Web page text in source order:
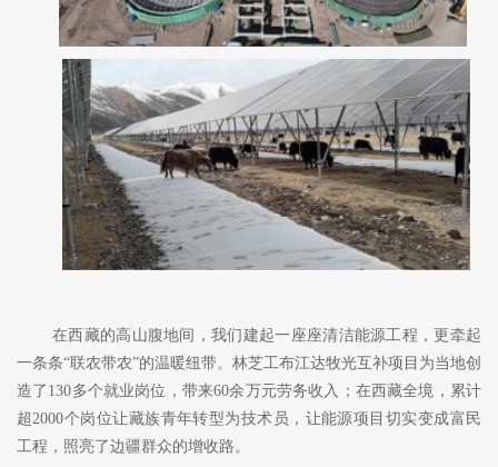
在西藏的高山腹地间，我们建起一座座清洁能源工程，更牵起
一条条“联农带农”的温暖纽带。林芝工布江达牧光互补项目为当地创
造了130多个就业岗位 ， 带来60余万元劳务收入；在西藏全境，累计
超2000个岗位让藏族青年转型为技术员，让能源项目切实变成富民
工程，照亮了边疆群众的增收路。